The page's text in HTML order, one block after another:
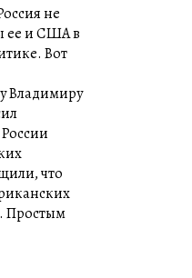
не
ее и США в
Вот
Владимиру
что
Простым